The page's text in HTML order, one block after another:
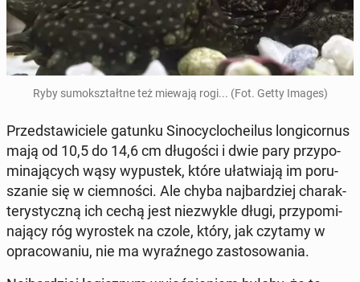
Ryby su­mo­kształt­ne też miewają rogi... (Fot. Getty Images)
Przed­sta­wi­cie­le gatunku Si­no­cyc­lo­che­ilus lon­gi­cor­nus
mają od 10,5 do 14,6 cm dłu­go­ści i dwie pary przy­po­
mi­na­ją­cych wąsy wy­pu­stek, które uła­twia­ją im po­ru­
sza­nie się w ciem­no­ści. Ale chyba naj­bar­dziej cha­rak­
te­ry­stycz­ną ich cechą jest nie­zwy­kle długi, przy­po­mi­
na­ją­cy róg wy­ro­stek na czole, który, jak czytamy w
opra­co­wa­niu, nie ma wy­raź­ne­go za­sto­so­wa­nia.